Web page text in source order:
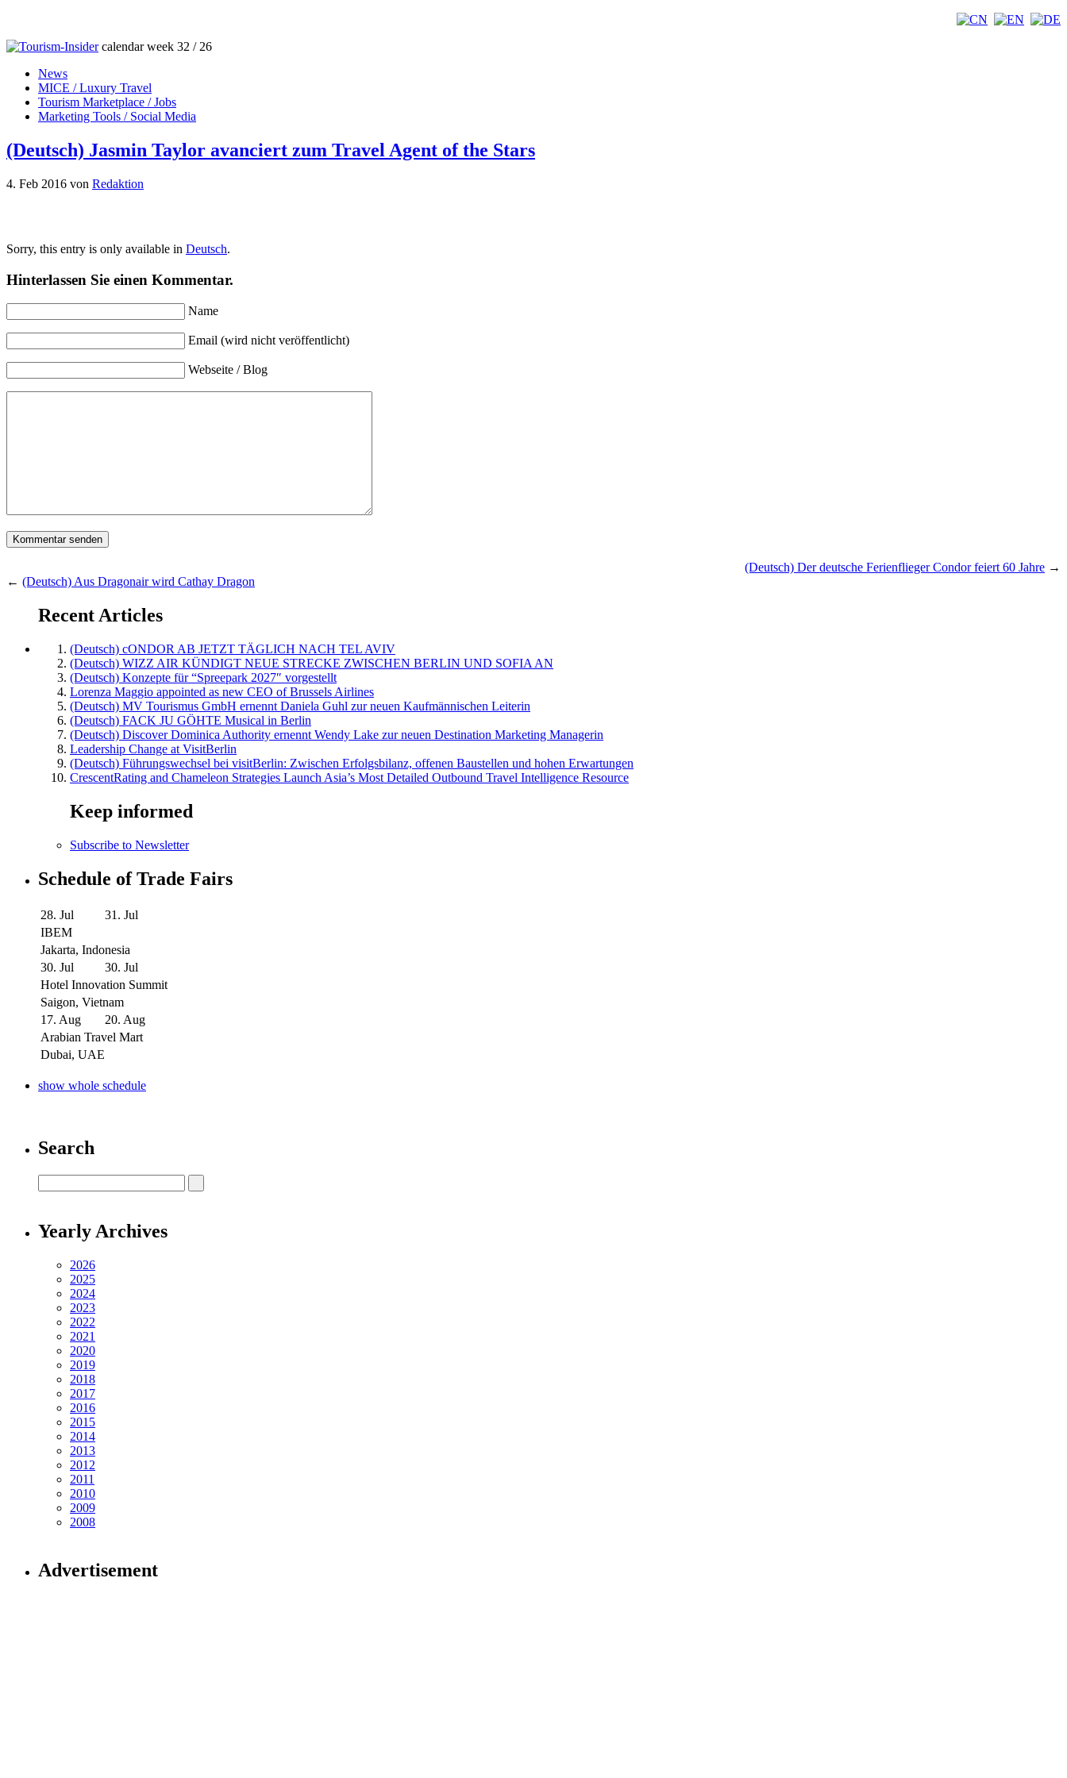
calendar week 32 / 26
News
MICE / Luxury Travel
Tourism Marketplace / Jobs
Marketing Tools / Social Media
(Deutsch) Jasmin Taylor avanciert zum Travel Agent of the Stars
4. Feb 2016 von Redaktion
Sorry, this entry is only available in Deutsch.
Hinterlassen Sie einen Kommentar.
Name
Email (wird nicht veröffentlicht)
Webseite / Blog
(Deutsch) Der deutsche Ferienflieger Condor feiert 60 Jahre →
← (Deutsch) Aus Dragonair wird Cathay Dragon
Recent Articles
(Deutsch) cONDOR AB JETZT TÄGLICH NACH TEL AVIV
(Deutsch) WIZZ AIR KÜNDIGT NEUE STRECKE ZWISCHEN BERLIN UND SOFIA AN
(Deutsch) Konzepte für “Spreepark 2027″ vorgestellt
Lorenza Maggio appointed as new CEO of Brussels Airlines
(Deutsch) MV Tourismus GmbH ernennt Daniela Guhl zur neuen Kaufmännischen Leiterin
(Deutsch) FACK JU GÖHTE Musical in Berlin
(Deutsch) Discover Dominica Authority ernennt Wendy Lake zur neuen Destination Marketing Managerin
Leadership Change at VisitBerlin
(Deutsch) Führungswechsel bei visitBerlin: Zwischen Erfolgsbilanz, offenen Baustellen und hohen Erwartungen
CrescentRating and Chameleon Strategies Launch Asia’s Most Detailed Outbound Travel Intelligence Resource
Keep informed
Subscribe to Newsletter
Schedule of Trade Fairs
28. Jul
31. Jul
IBEM
Jakarta, Indonesia
30. Jul
30. Jul
Hotel Innovation Summit
Saigon, Vietnam
17. Aug
20. Aug
Arabian Travel Mart
Dubai, UAE
show whole schedule
Search
Yearly Archives
2026
2025
2024
2023
2022
2021
2020
2019
2018
2017
2016
2015
2014
2013
2012
2011
2010
2009
2008
Advertisement